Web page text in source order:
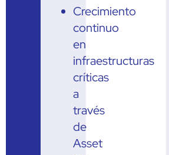
Crecimiento
continuo
en
infraestructuras
críticas
a
través
de
Asset